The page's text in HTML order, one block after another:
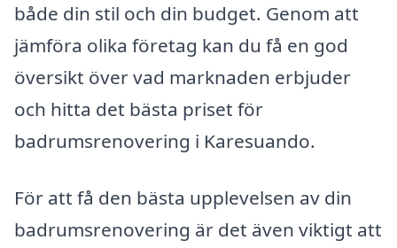
både din stil och din budget. Genom att
jämföra olika företag kan du få en god
översikt över vad marknaden erbjuder
och hitta det bästa priset för
badrumsrenovering i Karesuando.
För att få den bästa upplevelsen av din
badrumsrenovering är det även viktigt att